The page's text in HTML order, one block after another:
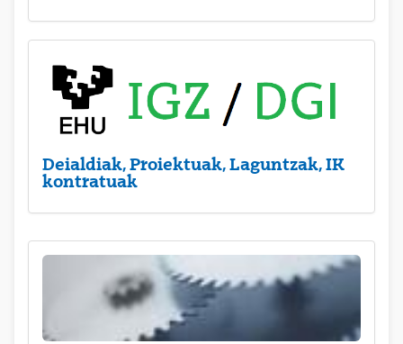
Deialdiak, Proiektuak, Laguntzak, IK
kontratuak